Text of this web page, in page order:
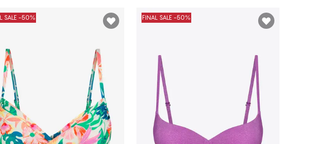
SALE -50% FINAL SALE -50%